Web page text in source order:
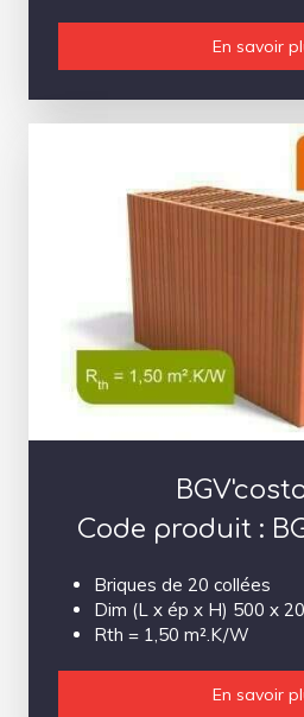
En savoir
Code produit :
Briques de 20 collées
Dim (L x ép x H) 500 x
Rth = 1,50 m².K/W
En savoir